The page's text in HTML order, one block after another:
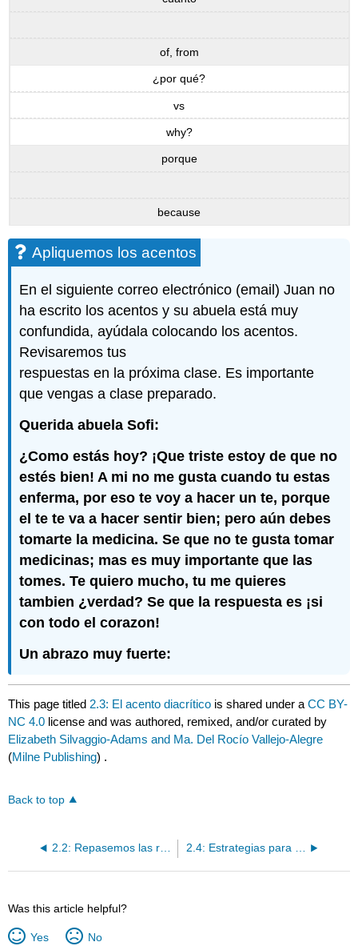
of, from
¿por qué?
vs
why?
porque
because
Apliquemos los acentos
En el siguiente correo electrónico (email) Juan no
ha escrito los acentos y su abuela está muy
confundida, ayúdala colocando los acentos.
Revisaremos tus
respuestas en la próxima clase. Es importante
que vengas a clase preparado.
Querida abuela Sofi:
¿Como estás hoy? ¡Que triste estoy de que no
estés bien! A mi no me gusta cuando tu estas
enferma, por eso te voy a hacer un te, porque
el te te va a hacer sentir bien; pero aún debes
tomarte la medicina. Se que no te gusta tomar
medicinas; mas es muy importante que las
tomes. Te quiero mucho, tu me quieres
tambien ¿verdad? Se que la respuesta es ¡si
con todo el corazon!
Un abrazo muy fuerte:
This page titled 2.3: El acento diacrítico is shared under aCC BY-
NC 4.0 license and was authored, remixed, and/or curated by
Elizabeth Silvaggio-Adams and Ma. Del Rocío Vallejo-Alegre
(Milne Publishing) .
Back to top
2.2: Repasemos las reglas de pronunciación— reviewing the pronunciation rules.
Was this article helpful?
Yes No